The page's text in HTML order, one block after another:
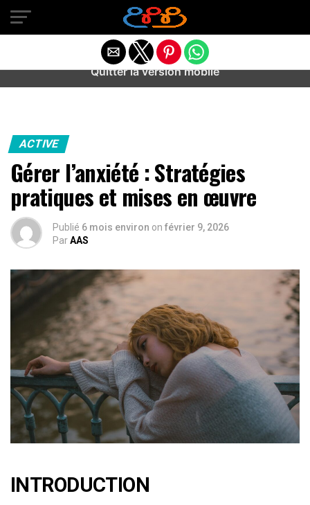
Warning
: preg_match(): Unknown modifier '/' in
/home/u589487443/domains/aideanxietestress.fr/
content/plugins/idev-post-views/includes/class-bots.php
ACTIVE
Gérer l’anxiété : Stratégies
pratiques et mises en œuvre
Publié 6 mois environ on février 9, 2026
ParAAS
INTRODUCTION
Quitter la version mobile